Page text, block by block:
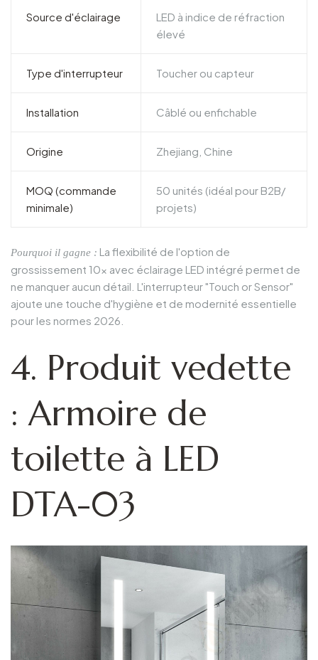
Source d'éclairage
LED à indice de réfraction
élevé
Type d'interrupteur Toucher ou capteur
Installation Câblé ou enfichable
Origine Zhejiang, Chine
MOQ (commande
minimale)
50 unités (idéal pour B2B/
projets)
Pourquoi il gagne : La flexibilité de l'option de
grossissement 10x avec éclairage LED intégré permet de
ne manquer aucun détail. L'interrupteur "Touch or Sensor"
ajoute une touche d'hygiène et de modernité essentielle
pour les normes 2026.
4. Produit vedette
: Armoire de
toilette à LED
DTA-03